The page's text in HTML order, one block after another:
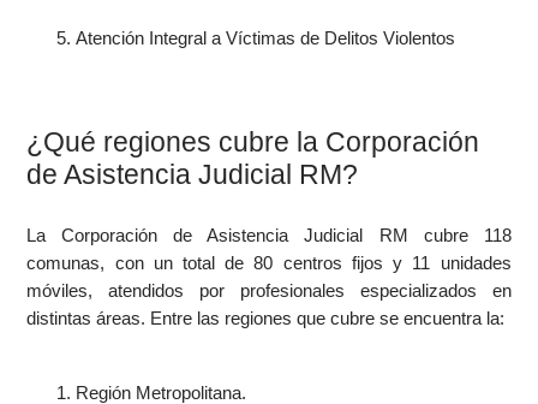
Atención Integral a Víctimas de Delitos Violentos
¿Qué regiones cubre la Corporación
de Asistencia Judicial RM?
La Corporación de Asistencia Judicial RM cubre 118
comunas, con un total de 80 centros fijos y 11 unidades
móviles, atendidos por profesionales especializados en
distintas áreas. Entre las regiones que cubre se encuentra la:
Región Metropolitana.